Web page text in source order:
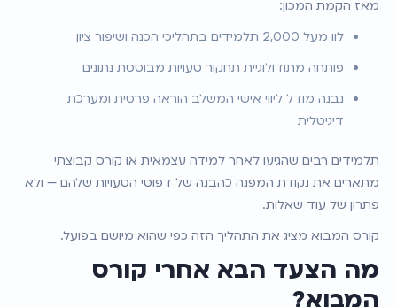
מאז הקמת המכון:
לוו מעל 2,000 תלמידים בתהליכי הכנה ושיפור ציון
פותחה מתודולוגיית תחקור טעויות מבוססת נתונים
נבנה מודל ליווי אישי המשלב הוראה פרטית ומערכת
דיגיטלית
תלמידים רבים שהגיעו לאחר למידה עצמאית או קורס קבוצתי
מתארים את נקודת המפנה כהבנה של דפוסי הטעויות שלהם — ולא
פתרון של עוד שאלות.
קורס המבוא מציג את התהליך הזה כפי שהוא מיושם בפועל.
מה הצעד הבא אחרי קורס